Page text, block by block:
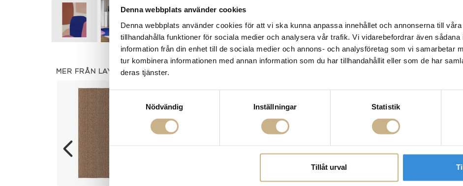
Denna webbplats använder cookies
Denna webbplats använder cookies för att vi ska kunna anpassa innehållet och annonserna till våra
tillhandahålla funktioner för sociala medier och analysera vår trafik. Vi vidarebefordrar även sådana
information från din enhet till de sociala medier och annons- och analysföretag som vi samarbetar
tur kombinera informationen med annan information som du har tillhandahållit eller som de har
deras tjänster.
Samtyckesval
Nödvändig
Inställningar Statistik
Tillåt urval
MER FRÅN LAYERED